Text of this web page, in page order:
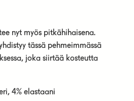
nyt myös pitkähihaisena.
tässä pehmeimmässä
joka siirtää kosteutta
4% elastaani